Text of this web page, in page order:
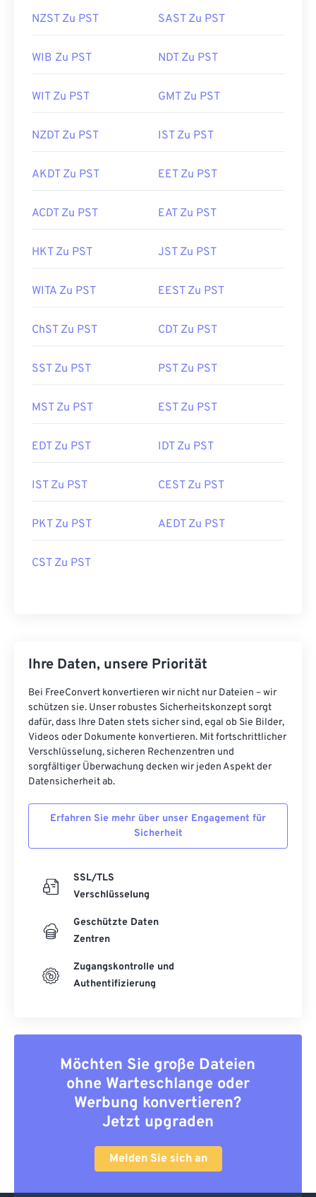
NZST Zu PST SAST Zu PST
WIB Zu PST NDT Zu PST
WIT Zu PST GMT Zu PST
NZDT Zu PST IST Zu PST
AKDT Zu PST EET Zu PST
ACDT Zu PST EAT Zu PST
HKT Zu PST JST Zu PST
WITA Zu PST EEST Zu PST
ChST Zu PST CDT Zu PST
SST Zu PST PST Zu PST
MST Zu PST EST Zu PST
EDT Zu PST IDT Zu PST
IST Zu PST CEST Zu PST
PKT Zu PST AEDT Zu PST
CST Zu PST
Ihre Daten, unsere Priorität
Bei FreeConvert konvertieren wir nicht nur Dateien – wir
schützen sie. Unser robustes Sicherheitskonzept sorgt
dafür, dass Ihre Daten stets sicher sind, egal ob Sie Bilder,
Videos oder Dokumente konvertieren. Mit fortschrittlicher
Verschlüsselung, sicheren Rechenzentren und
sorgfältiger Überwachung decken wir jeden Aspekt der
Datensicherheit ab.
Erfahren Sie mehr über unser Engagement für
Sicherheit
SSL/TLS
Verschlüsselung
Geschützte Daten
Zentren
Zugangskontrolle und
Authentifizierung
Möchten Sie große Dateien
ohne Warteschlange oder
Werbung konvertieren?
Jetzt upgraden
Melden Sie sich an